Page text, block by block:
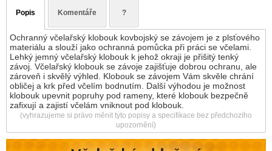
Popis Komentáře ?
Ochranný včelařský klobouk kovbojský se závojem je z plsťového
materiálu a slouží jako ochranná pomůcka při práci se včelami.
Lehký jemný včelařský klobouk k jehož okraji je přišitý tenký
závoj. Včelařský klobouk se závoje zajišťuje dobrou ochranu, ale
zároveň i skvělý výhled. Klobouk se závojem Vám skvěle chrání
obličej a krk před včelím bodnutím. Další výhodou je možnost
klobouk upevnit popruhy pod rameny, které klobouk bezpečně
zafixují a zajistí včelám vniknout pod klobouk.
(vyhrazujeme si právo měnit tyto popisy a specifikace bez předchozího
upozornění)